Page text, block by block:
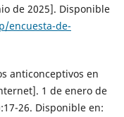
de 2025]. Disponible
encuesta-de-
anticonceptivos en
1 de enero de
26. Disponible en: